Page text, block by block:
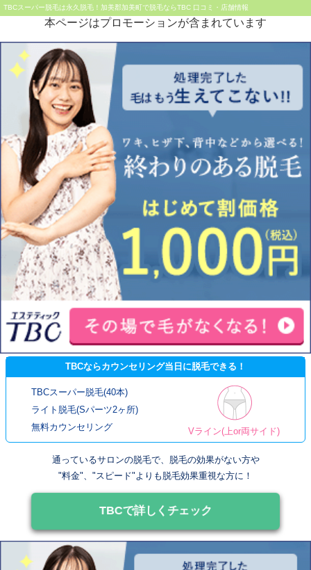
TBCスーパー脱毛は永久脱毛！加美郡加美町で脱毛ならTBC 口コミ・店舗情報
本ページはプロモーションが含まれています
TBCならカウンセリング当日に脱毛できる！
TBCスーパー脱毛(40本)
ライト脱毛(Sパーツ2ヶ所)
無料カウンセリング
Vライン(上or両サイド)
通っているサロンの脱毛で、脱毛の効果がない方や
"料金"、"スピード"よりも脱毛効果重視な方に！
TBCで詳しくチェック